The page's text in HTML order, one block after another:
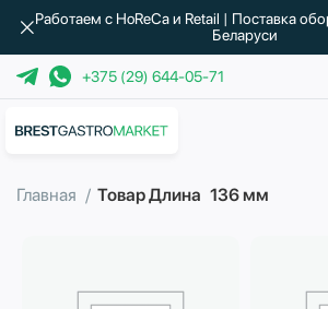
+375 (29) 644-05-71
Главная Товар Длина 136 мм
Работаем с HoReCa и Retail | Поставка
Беларуси